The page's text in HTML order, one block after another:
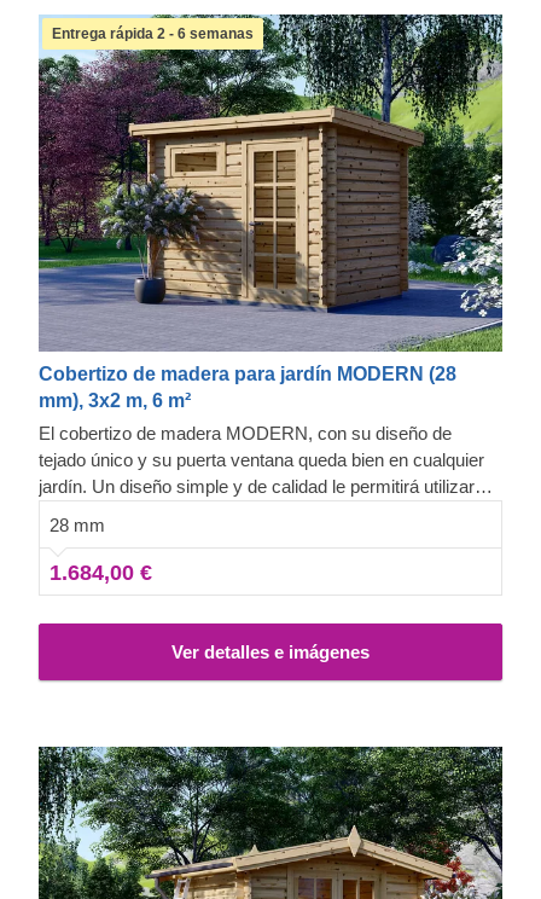
Entrega rápida 2 - 6 semanas
Cobertizo de madera para jardín MODERN (28
mm), 3x2 m, 6 m²
El cobertizo de madera MODERN, con su diseño de
tejado único y su puerta ventana queda bien en cualquier
jardín. Un diseño simple y de calidad le permitirá utilizar
niños. El único límite va a ser vuestra imaginación
28 mm
1.684,00 €
Ver detalles e imágenes